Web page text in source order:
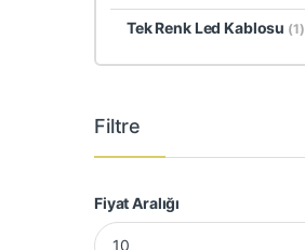
Tek Renk Led Kablosu (1)
Filtre
Fiyat Aralığı
En düşük fiyat
En yüksek fiyat